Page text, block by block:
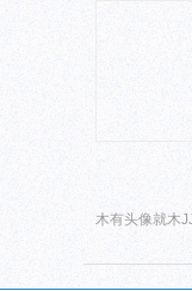
木有头像就木